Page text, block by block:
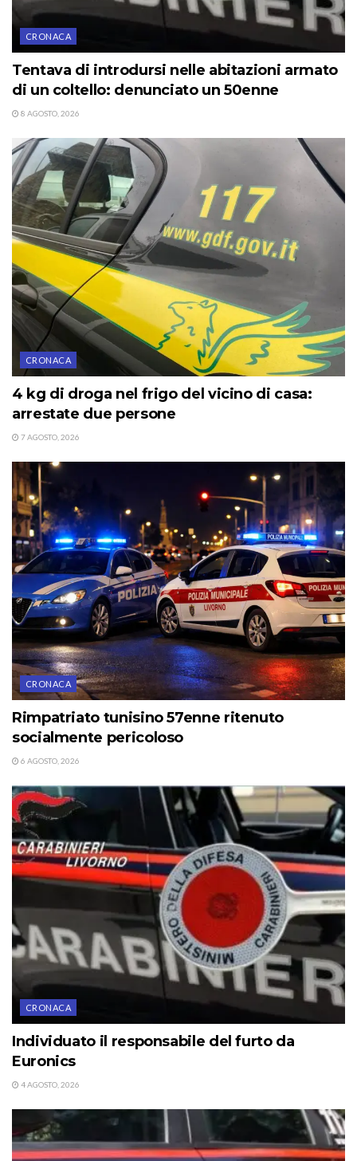
CRONACA
Tentava di introdursi nelle abitazioni armato
di un coltello: denunciato un 50enne
8 AGOSTO, 2026
CRONACA
4 kg di droga nel frigo del vicino di casa:
arrestate due persone
7 AGOSTO, 2026
CRONACA
Rimpatriato tunisino 57enne ritenuto
socialmente pericoloso
6 AGOSTO, 2026
CRONACA
Individuato il responsabile del furto da
Euronics
4 AGOSTO, 2026